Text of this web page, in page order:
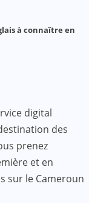
à connaître en
digital
des
prenez
et en
sur le Cameroun